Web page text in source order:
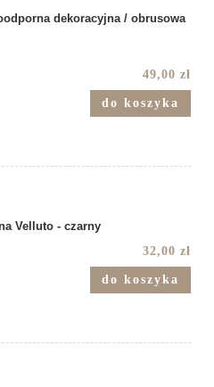
dekoracyjna / obrusowa
49,00 zł
do koszyka
Velluto - czarny
32,00 zł
do koszyka